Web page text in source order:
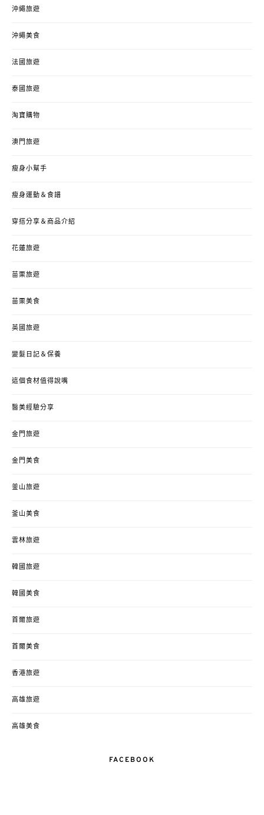
沖繩旅遊
沖繩美食
法國旅遊
泰國旅遊
淘寶購物
澳門旅遊
瘦身小幫手
瘦身運動＆食譜
穿搭分享＆商品介紹
花蓮旅遊
苗栗旅遊
苗栗美食
英國旅遊
變髮日記＆保養
這個食材值得說嘴
醫美經驗分享
金門旅遊
金門美食
釜山旅遊
釜山美食
雲林旅遊
韓國旅遊
韓國美食
首爾旅遊
首爾美食
香港旅遊
高雄旅遊
高雄美食
FACEBOOK